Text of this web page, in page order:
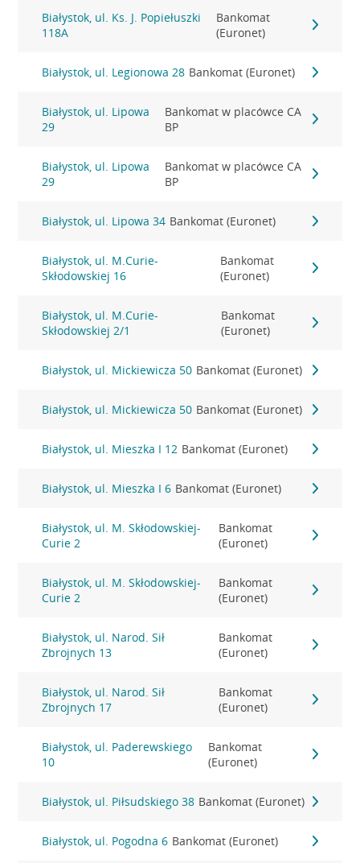
Białystok, ul. Ks. J. Popiełuszki
118A
Bankomat
(Euronet)
Białystok, ul. Legionowa 28 Bankomat (Euronet)
Białystok, ul. Lipowa
29
Bankomat w placówce CA
BP
Białystok, ul. Lipowa
29
Bankomat w placówce CA
BP
Białystok, ul. Lipowa 34 Bankomat (Euronet)
Białystok, ul. M.Curie-
Skłodowskiej 16
Bankomat
(Euronet)
Białystok, ul. M.Curie-
Skłodowskiej 2/1
Bankomat
(Euronet)
Białystok, ul. Mickiewicza 50 Bankomat (Euronet)
Białystok, ul. Mickiewicza 50 Bankomat (Euronet)
Białystok, ul. Mieszka I 12 Bankomat (Euronet)
Białystok, ul. Mieszka I 6 Bankomat (Euronet)
Białystok, ul. M. Skłodowskiej-
Curie 2
Bankomat
(Euronet)
Białystok, ul. M. Skłodowskiej-
Curie 2
Bankomat
(Euronet)
Białystok, ul. Narod. Sił
Zbrojnych 13
Bankomat
(Euronet)
Białystok, ul. Narod. Sił
Zbrojnych 17
Bankomat
(Euronet)
Białystok, ul. Paderewskiego
10
Bankomat
(Euronet)
Białystok, ul. Piłsudskiego 38 Bankomat (Euronet)
Białystok, ul. Pogodna 6 Bankomat (Euronet)